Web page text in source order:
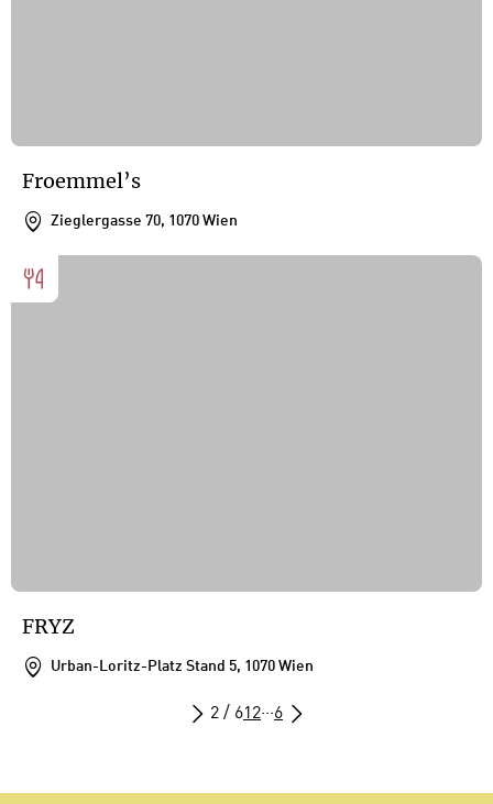
Froemmel’s
Zieglergasse 70, 1070 Wien
FRYZ
Urban-Loritz-Platz Stand 5, 1070 Wien
2 / 61 2···6